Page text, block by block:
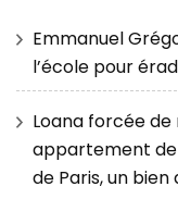
Emmanuel
l’école pour
Loana forcée
appartement de
de Paris, un bien